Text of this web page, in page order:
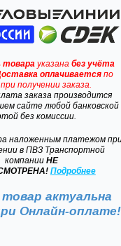
указанабез учёта
оплачивается по
получении заказа.
заказа производится
сайте любой банковской
без комиссии.
наложенным платежом
в ПВЗ Транспортной
компании НЕ
Подробнее
актуальна
Онлайн-оплате!